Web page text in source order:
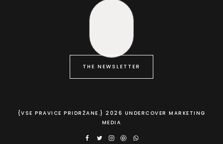
THE NEWSLETTER
{VSE PRAVICE PRIDRŽANE.} 2026 UNDERCOVER MARKETING
MEDIA